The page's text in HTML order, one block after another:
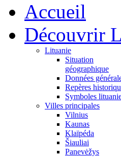
Accueil
Découvrir
Lituanie
Situation
géographique
Données
Repères
Symboles
Villes principales
Vilnius
Kaunas
Klaïpéda
Šiauliai
Panevėžys